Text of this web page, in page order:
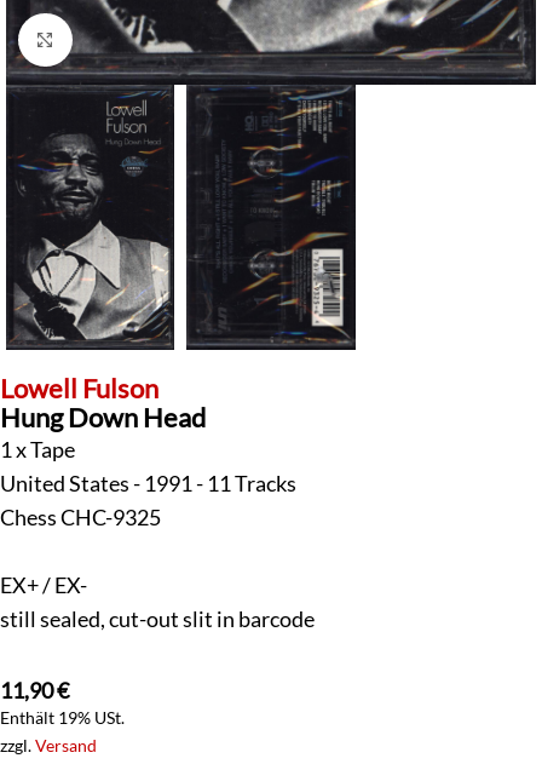
Klick zum Vergrößern
Lowell Fulson
Hung Down Head
1 x Tape
United States - 1991 - 11 Tracks
Chess CHC-9325
EX+ / EX-
still sealed, cut-out slit in barcode
11,90€
Enthält 19% USt.
zzgl.Versand